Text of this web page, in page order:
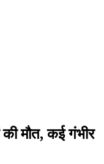
मौत, कई गंभीर